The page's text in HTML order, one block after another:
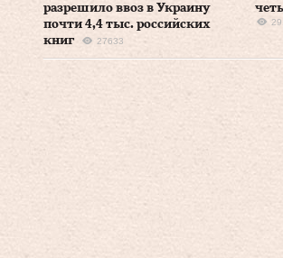
разрешило ввоз в Украину
почти 4,4 тыс. российских
книг
27633